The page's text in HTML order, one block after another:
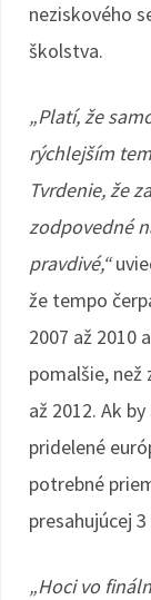
neziskového
školstva.
„Platí, že
rýchlejším
Tvrdenie, že
zodpovedné
pravdivé,“
že tempo
2007 až 2010
pomalšie, než
až 2012. Ak
pridelené
potrebné
presahujúcej 3
„Hoci vo